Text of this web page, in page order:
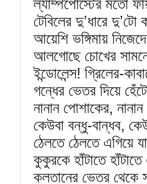
ল্যাম্পপোস্টের মতো
টেবিলের দু’ধারে
আয়েশি ভঙ্গিমায়
আলগোছে চোখের সামনে
ইন্ডোলেন্স! গ্রিলের-
গন্ধের ভেতর দিয়ে
নানান পোশাকের,
কেউবা বন্ধু-বান্ধব,
ঠেলতে ঠেলতে এগিয়ে
কুকুরকে হাঁটাতে
কলতানের ভেতর থেকে